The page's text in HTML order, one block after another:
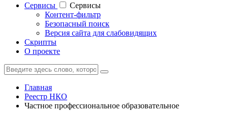
Cервисы
Cервисы
Контент-фильтр
Безопасный поиск
Версия сайта для слабовидящих
Скрипты
О проекте
Главная
Реестр НКО
Частное профессиональное образовательное